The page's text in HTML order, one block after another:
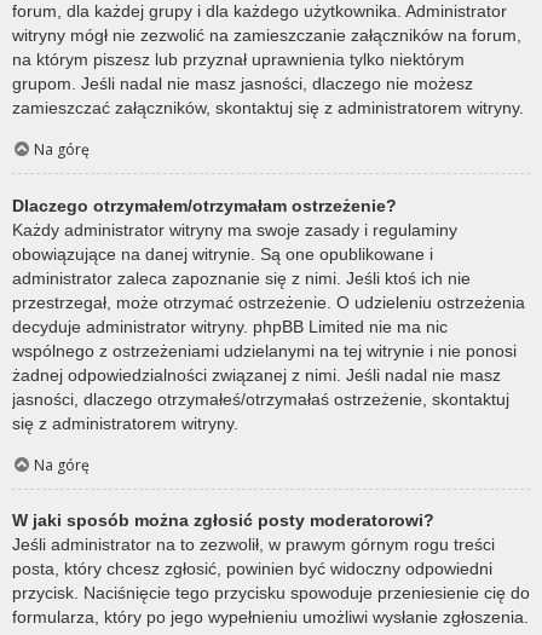
forum, dla każdej grupy i dla każdego użytkownika. Administrator
witryny mógł nie zezwolić na zamieszczanie załączników na forum,
na którym piszesz lub przyznał uprawnienia tylko niektórym
grupom. Jeśli nadal nie masz jasności, dlaczego nie możesz
zamieszczać załączników, skontaktuj się z administratorem witryny.
Na górę
Dlaczego otrzymałem/otrzymałam ostrzeżenie?
Każdy administrator witryny ma swoje zasady i regulaminy
obowiązujące na danej witrynie. Są one opublikowane i
administrator zaleca zapoznanie się z nimi. Jeśli ktoś ich nie
przestrzegał, może otrzymać ostrzeżenie. O udzieleniu ostrzeżenia
decyduje administrator witryny. phpBB Limited nie ma nic
wspólnego z ostrzeżeniami udzielanymi na tej witrynie i nie ponosi
żadnej odpowiedzialności związanej z nimi. Jeśli nadal nie masz
jasności, dlaczego otrzymałeś/otrzymałaś ostrzeżenie, skontaktuj
się z administratorem witryny.
Na górę
W jaki sposób można zgłosić posty moderatorowi?
Jeśli administrator na to zezwolił, w prawym górnym rogu treści
posta, który chcesz zgłosić, powinien być widoczny odpowiedni
przycisk. Naciśnięcie tego przycisku spowoduje przeniesienie cię do
formularza, który po jego wypełnieniu umożliwi wysłanie zgłoszenia.